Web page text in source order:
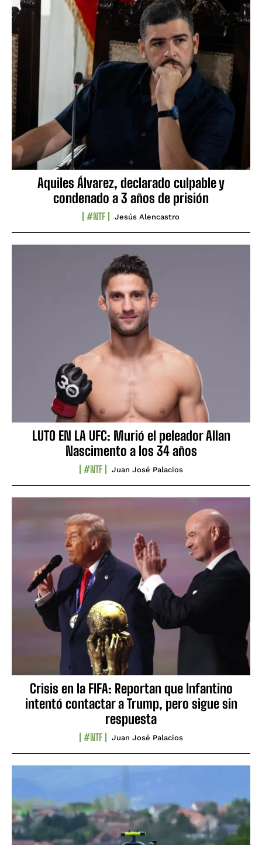
Aquiles Álvarez, declarado culpable y
condenado a 3 años de prisión
#NTF Jesús Alencastro
LUTO EN LA UFC: Murió el peleador Allan
Nascimento a los 34 años
#NTF Juan José Palacios
Crisis en la FIFA: Reportan que Infantino
intentó contactar a Trump, pero sigue sin
respuesta
#NTF Juan José Palacios